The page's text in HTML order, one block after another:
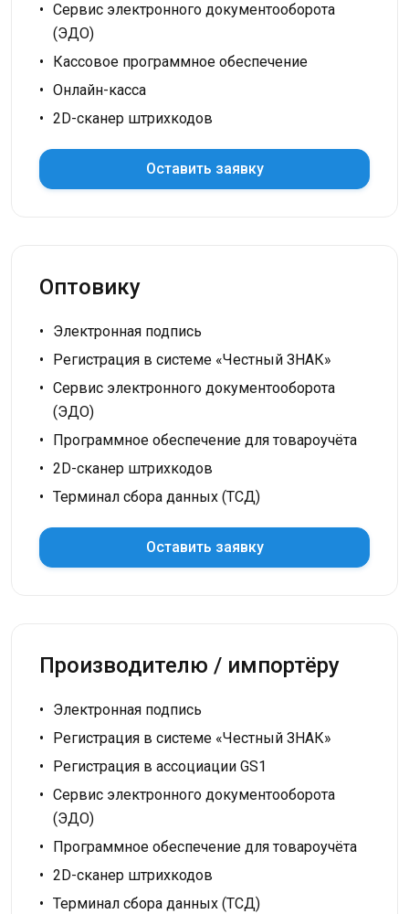
Сервис электронного документооборота
(ЭДО)
Кассовое программное обеспечение
Онлайн-касса
2D-сканер штрихкодов
Оставить заявку
Оптовику
Электронная подпись
Регистрация в системе «Честный ЗНАК»
Сервис электронного документооборота
(ЭДО)
Программное обеспечение для товароучёта
2D-сканер штрихкодов
Терминал сбора данных (ТСД)
Оставить заявку
Производителю / импортёру
Электронная подпись
Регистрация в системе «Честный ЗНАК»
Регистрация в ассоциации GS1
Сервис электронного документооборота
(ЭДО)
Программное обеспечение для товароучёта
2D-сканер штрихкодов
Терминал сбора данных (ТСД)